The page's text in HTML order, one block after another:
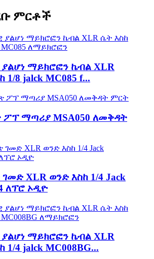
ምርቶች
ማይክሮፎን ኬብል XLR
1/8 jalck MC085 f...
ፖፕ ማጣሪያ MSA050 ለመቅዳት
XLR ወንድ እስከ 1/4 Jack
ለፕሮ ኦዲዮ
ማይክሮፎን ኬብል XLR
1/4 jalck MC008BG...